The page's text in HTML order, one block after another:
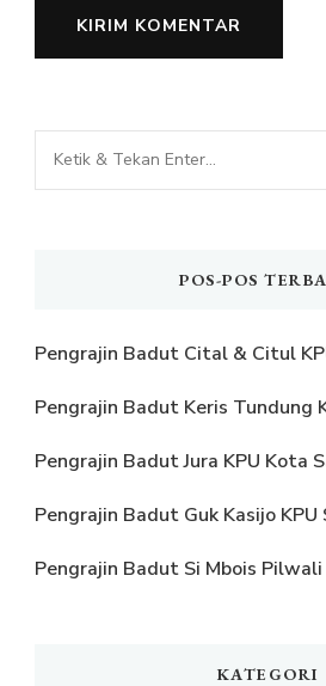
Mencari
Sesuatu?
POS-POS
Pengrajin Badut Cital & Citul
Pengrajin Badut Keris Tundung
Pengrajin Badut Jura KPU Kota
Pengrajin Badut Guk Kasijo KPU
Pengrajin Badut Si Mbois
KATEGORI